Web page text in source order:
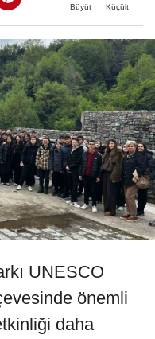
Büyüt Küçült
UNESCO
önemli
daha